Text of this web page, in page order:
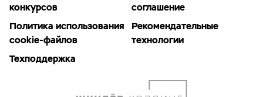
конкурсов
соглашение
Политика использования
cookie-файлов
Рекомендательные
технологии
Техподдержка